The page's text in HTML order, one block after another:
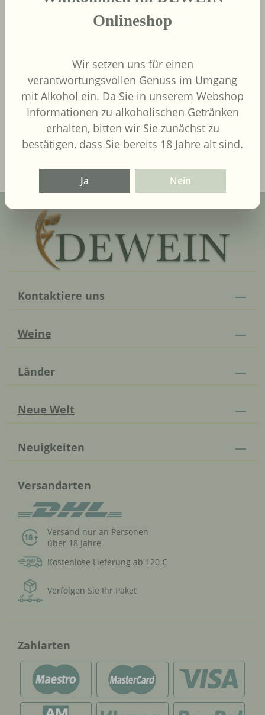
Regulärer Preis:
9,00 €
Inhalt:
(12,00 € / 1
Liter)UVP9,90 €
In den Warenkorb
Kontaktiere uns
Weine
Länder
Neue Welt
Neuigkeiten
Versandarten
Versand nur an Personen
über 18 Jahre
Kostenlose Lieferung ab 120 €
Verfolgen Sie Ihr Paket
Zahlarten
Onlineshop
Wir setzen uns für einen
verantwortungsvollen Genuss im Umgang
mit Alkohol ein. Da Sie in unserem Webshop
Informationen zu alkoholischen Getränken
erhalten, bitten wir Sie zunächst zu
bestätigen, dass Sie bereits 18 Jahre alt sind.
Ja Nein